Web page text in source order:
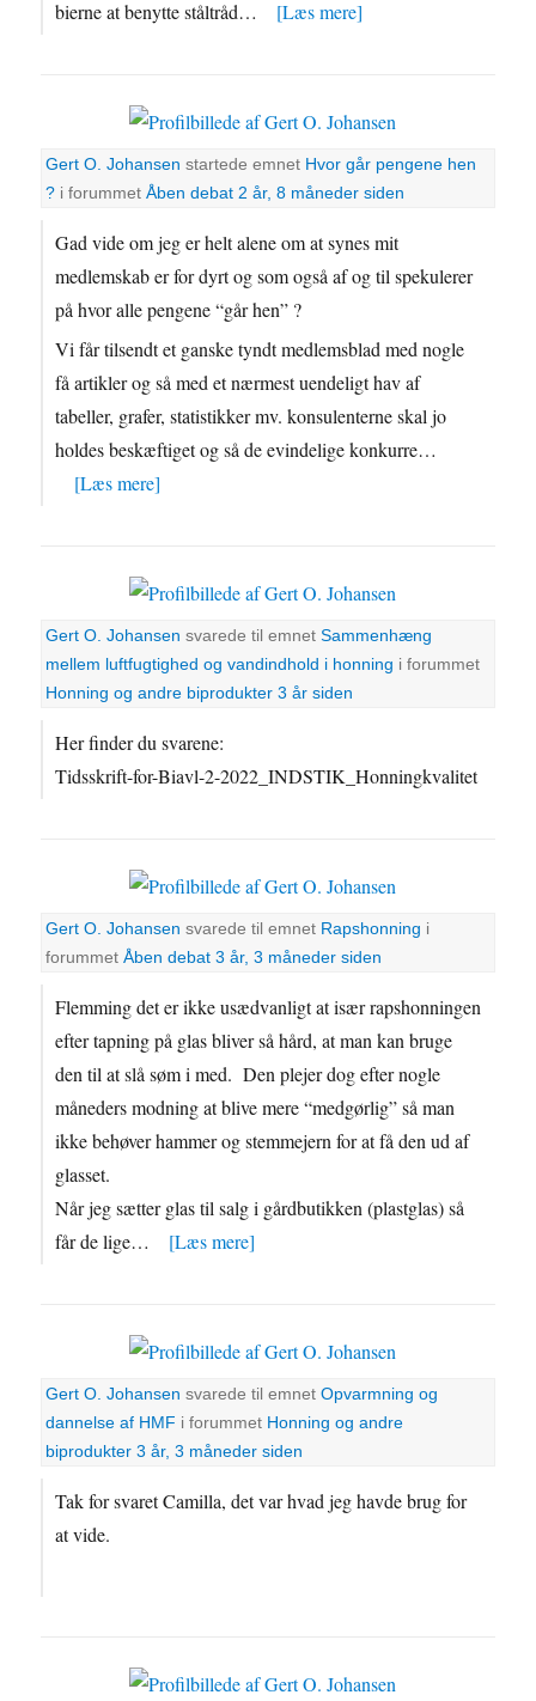
bierne at benytte ståltråd… [Læs mere]
Gert O. Johansen startede emnet Hvor går pengene hen
? i forummetÅben debat 2 år, 8 måneder siden
Gad vide om jeg er helt alene om at synes mit
medlemskab er for dyrt og som også af og til spekulerer
på hvor alle pengene “går hen” ?
Vi får tilsendt et ganske tyndt medlemsblad med nogle
få artikler og så med et nærmest uendeligt hav af
tabeller, grafer, statistikker mv. konsulenterne skal jo
holdes beskæftiget og så de evindelige konkurre…
[Læs mere]
Gert O. Johansen svarede til emnetSammenhæng
mellem luftfugtighed og vandindhold i honning i forummet
Honning og andre biprodukter 3 år siden
Her finder du svarene:
Tidsskrift-for-Biavl-2-2022_INDSTIK_Honningkvalitet
Gert O. Johansen svarede til emnet Rapshonning i
forummetÅben debat 3 år, 3 måneder siden
Flemming det er ikke usædvanligt at især rapshonningen
efter tapning på glas bliver så hård, at man kan bruge
den til at slå søm i med. Den plejer dog efter nogle
måneders modning at blive mere “medgørlig” så man
ikke behøver hammer og stemmejern for at få den ud af
glasset.
Når jeg sætter glas til salg i gårdbutikken (plastglas) så
får de lige…
[Læs mere]
Gert O. Johansen svarede til emnetOpvarmning og
dannelse af HMF i forummet Honning og andre
biprodukter 3 år, 3 måneder siden
Tak for svaret Camilla, det var hvad jeg havde brug for
at vide.